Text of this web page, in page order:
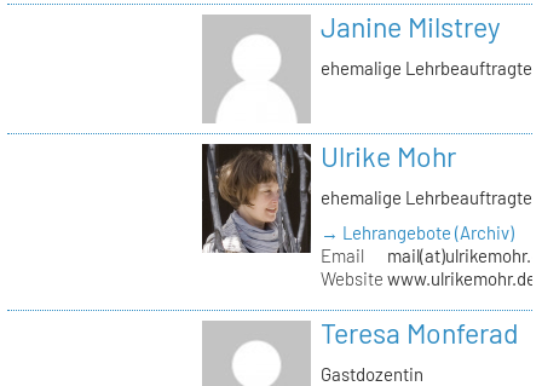
Janine Milstrey
ehemalige Lehrbeauftragte
Ulrike Mohr
ehemalige Lehrbeauftragte
→ Lehrangebote (Archiv)
Email
Website www.ulrikemohr.de
Teresa Monferad
Gastdozentin